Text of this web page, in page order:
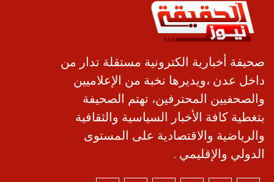
صحيفة أخبارية الكترونية مستقلة تدار من
داخل عدن ،ويديرها نخبة من الإعلاميين
والصحفيين المحترفين، تهتم الصحيفة
بتغطية كافة الأخبار السياسية والثقافية
والرياضية والاقتصادية على المستوى
الدولي والإقليمي .